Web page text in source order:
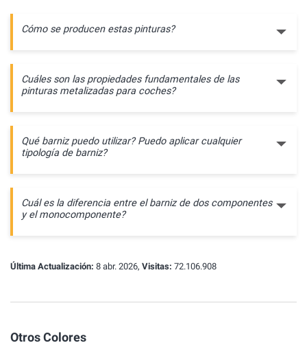
Cómo se producen estas pinturas?
Cuáles son las propiedades fundamentales de las
pinturas metalizadas para coches?
Qué barniz puedo utilizar? Puedo aplicar cualquier
tipología de barniz?
Cuál es la diferencia entre el barniz de dos componentes
y el monocomponente?
Última Actualización: 8 abr. 2026, Visitas: 72.106.908
Otros Colores